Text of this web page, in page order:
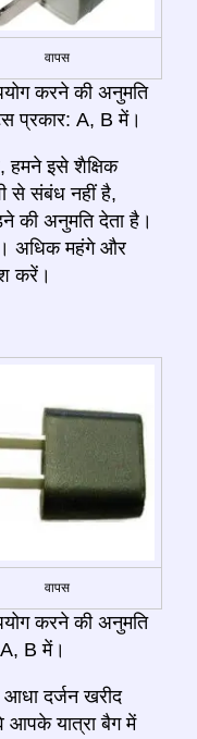
वापस
करने की अनुमति
प्रकार: A, B में।
हमने इसे शैक्षिक
से संबंध नहीं है,
की अनुमति देता है।
अधिक महंगे और
करें।
वापस
करने की अनुमति
B में।
दर्जन खरीद
आपके यात्रा बैग में